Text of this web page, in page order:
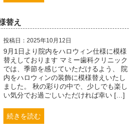
替え
投稿日：2025年10月12日
9月1日より院内をハロウィン仕様に模様
替えしております マミー歯科クリニック
では、季節を感じていただけるよう、 院
内をハロウィンの装飾に模様替えいたし
ました。 秋の彩りの中で、少しでも楽し
い気分でお過ごしいただければ幸い […]
続きを読む